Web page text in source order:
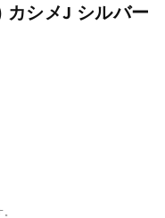
カシメJ シルバー